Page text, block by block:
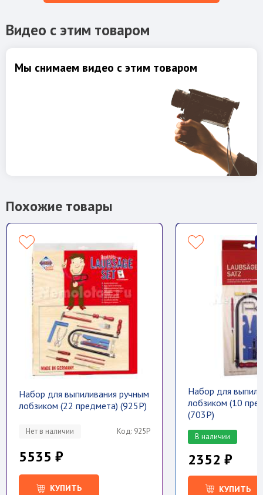
Видео с этим товаром
Мы снимаем видео с этим товаром
Похожие товары
Набор для выпиливания ручным
лобзиком (22 предмета) (925P)
Нет в наличии Код: 925P
5535 ₽
КУПИТЬ
Набор для
лобзиком (10
(703Р)
В наличии
2352 ₽
КУПИТЬ